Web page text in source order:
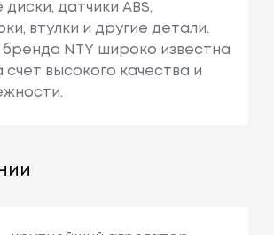
датчики ABS,
втулки и другие детали.
бренда NTY широко известна
счет высокого качества и